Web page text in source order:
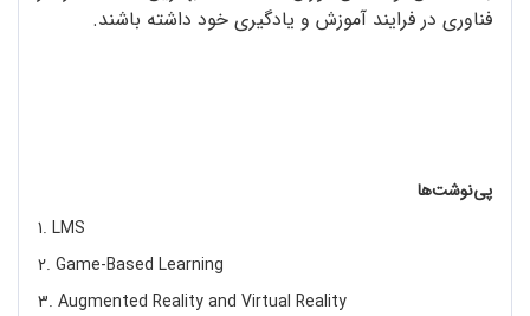
فناوری در فرایند آموزش و یادگیری خود داشته باشند.
پی‌نوشت‌ها
1. LMS
2. Game-Based Learning
3. Augmented Reality and Virtual Reality